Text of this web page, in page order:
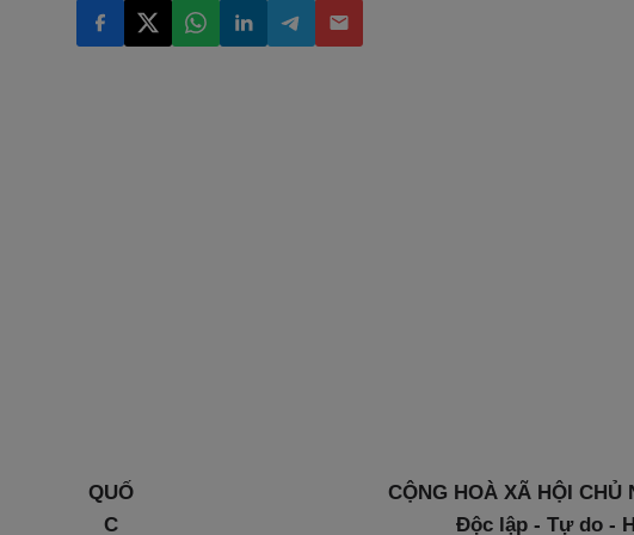
QUỐ
C
CỘNG HOÀ XÃ HỘI CHỦ
Độc lập - Tự do -